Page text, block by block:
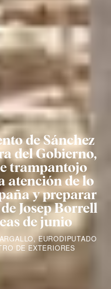
de Sánchez
del Gobierno,
trampantojo
atención de lo
y preparar
Josep Borrell
de junio
EURODIPUTADO
DE EXTERIORES